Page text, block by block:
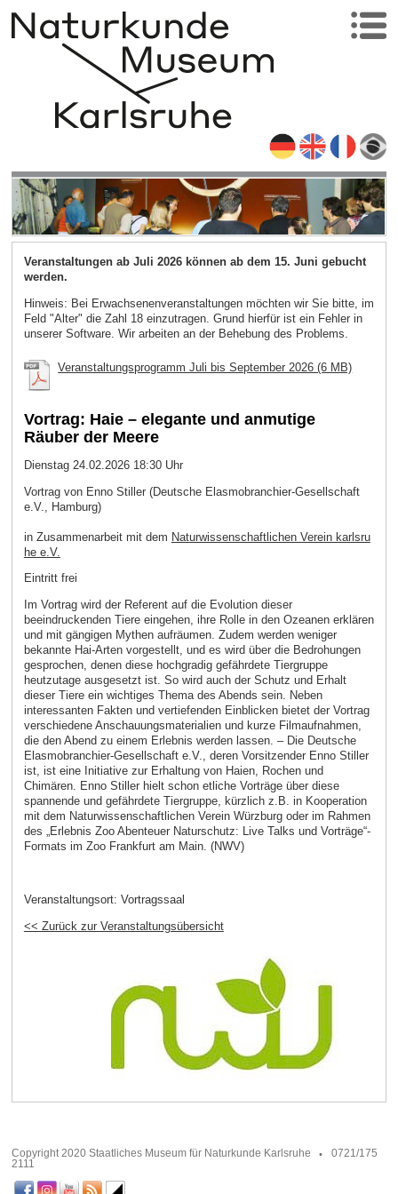
Veranstaltungen ab Juli 2026 können ab dem 15. Juni gebucht
werden.
Hinweis: Bei Erwachsenenveranstaltungen möchten wir Sie bitte, im
Feld "Alter" die Zahl 18 einzutragen. Grund hierfür ist ein Fehler in
unserer Software. Wir arbeiten an der Behebung des Problems.
Veranstaltungsprogramm Juli bis September 2026 (6 MB)
Vortrag: Haie – elegante und anmutige
Räuber der Meere
Dienstag 24.02.2026 18:30 Uhr
Vortrag von Enno Stiller (Deutsche Elasmobranchier-Gesellschaft
e.V., Hamburg)
in Zusammenarbeit mit dem Naturwissenschaftlichen Verein karlsru
he e.V.
Eintritt frei
Im Vortrag wird der Referent auf die Evolution dieser
beeindruckenden Tiere eingehen, ihre Rolle in den Ozeanen erklären
und mit gängigen Mythen aufräumen. Zudem werden weniger
bekannte Hai-Arten vorgestellt, und es wird über die Bedrohungen
gesprochen, denen diese hochgradig gefährdete Tiergruppe
heutzutage ausgesetzt ist. So wird auch der Schutz und Erhalt
dieser Tiere ein wichtiges Thema des Abends sein. Neben
interessanten Fakten und vertiefenden Einblicken bietet der Vortrag
verschiedene Anschauungsmaterialien und kurze Filmaufnahmen,
die den Abend zu einem Erlebnis werden lassen. – Die Deutsche
Elasmobranchier-Gesellschaft e.V., deren Vorsitzender Enno Stiller
ist, ist eine Initiative zur Erhaltung von Haien, Rochen und
Chimären. Enno Stiller hielt schon etliche Vorträge über diese
spannende und gefährdete Tiergruppe, kürzlich z.B. in Kooperation
mit dem Naturwissenschaftlichen Verein Würzburg oder im Rahmen
des „Erlebnis Zoo Abenteuer Naturschutz: Live Talks und Vorträge“-
Formats im Zoo Frankfurt am Main. (NWV)
Veranstaltungsort: Vortragssaal
<< Zurück zur Veranstaltungsübersicht
Copyright 2020 Staatliches Museum für Naturkunde Karlsruhe
0721/175
2111